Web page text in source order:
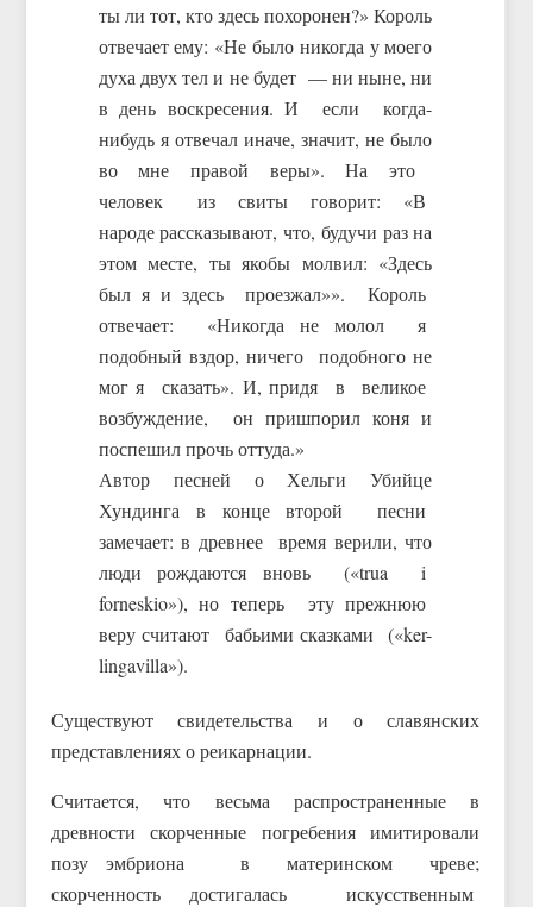
ты ли тот, кто здесь похоронен?» Король
отвечает ему: «Не было никогда у моего
духа двух тел и не будет — ни ныне, ни
в день воскресения. И если когда-
нибудь я отвечал иначе, значит, не было
во мне правой веры». На это
человек из свиты говорит: «В
народе рассказывают, что, будучи раз на
этом месте, ты якобы молвил: «Здесь
был я и здесь проезжал»». Король
отвечает: «Никогда не молол я
подобный вздор, ничего подобного не
мог я сказать». И, придя в великое
возбуждение, он пришпорил коня и
поспешил прочь оттуда.»
Автор песней о Хельги Убийце
Хундинга в конце второй песни
замечает: в древнее время верили, что
люди рождаются вновь («trua i
forneskio»), но теперь эту прежнюю
веру считают бабьими сказками («ker-
lingavilla»).
Существуют свидетельства и о славянских
представлениях о реикарнации.
Считается, что весьма распространенные в
древности скорченные погребения имитировали
позу эмбриона в материнском чреве;
скорченность достигалась искусственным